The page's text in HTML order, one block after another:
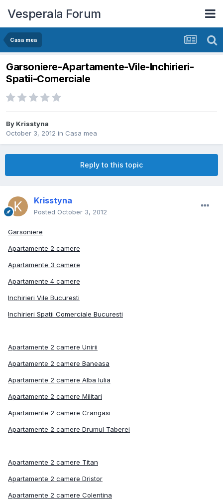
Vesperala Forum
Casa mea
Garsoniere-Apartamente-Vile-Inchirieri-
Spatii-Comerciale
By Krisstyna
October 3, 2012 in Casa mea
Reply to this topic
Krisstyna
Posted October 3, 2012
Garsoniere
Apartamente 2 camere
Apartamente 3 camere
Apartamente 4 camere
Inchirieri Vile Bucuresti
Inchirieri Spatii Comerciale Bucuresti
Apartamente 2 camere Unirii
Apartamente 2 camere Baneasa
Apartamente 2 camere Alba Iulia
Apartamente 2 camere Militari
Apartamente 2 camere Crangasi
Apartamente 2 camere Drumul Taberei
Apartamente 2 camere Titan
Apartamente 2 camere Dristor
Apartamente 2 camere Colentina